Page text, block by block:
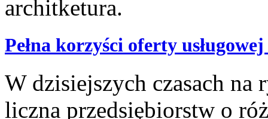
Pełna korzyści oferty
W dzisiejszych czasach
liczna przedsiębiorstw o